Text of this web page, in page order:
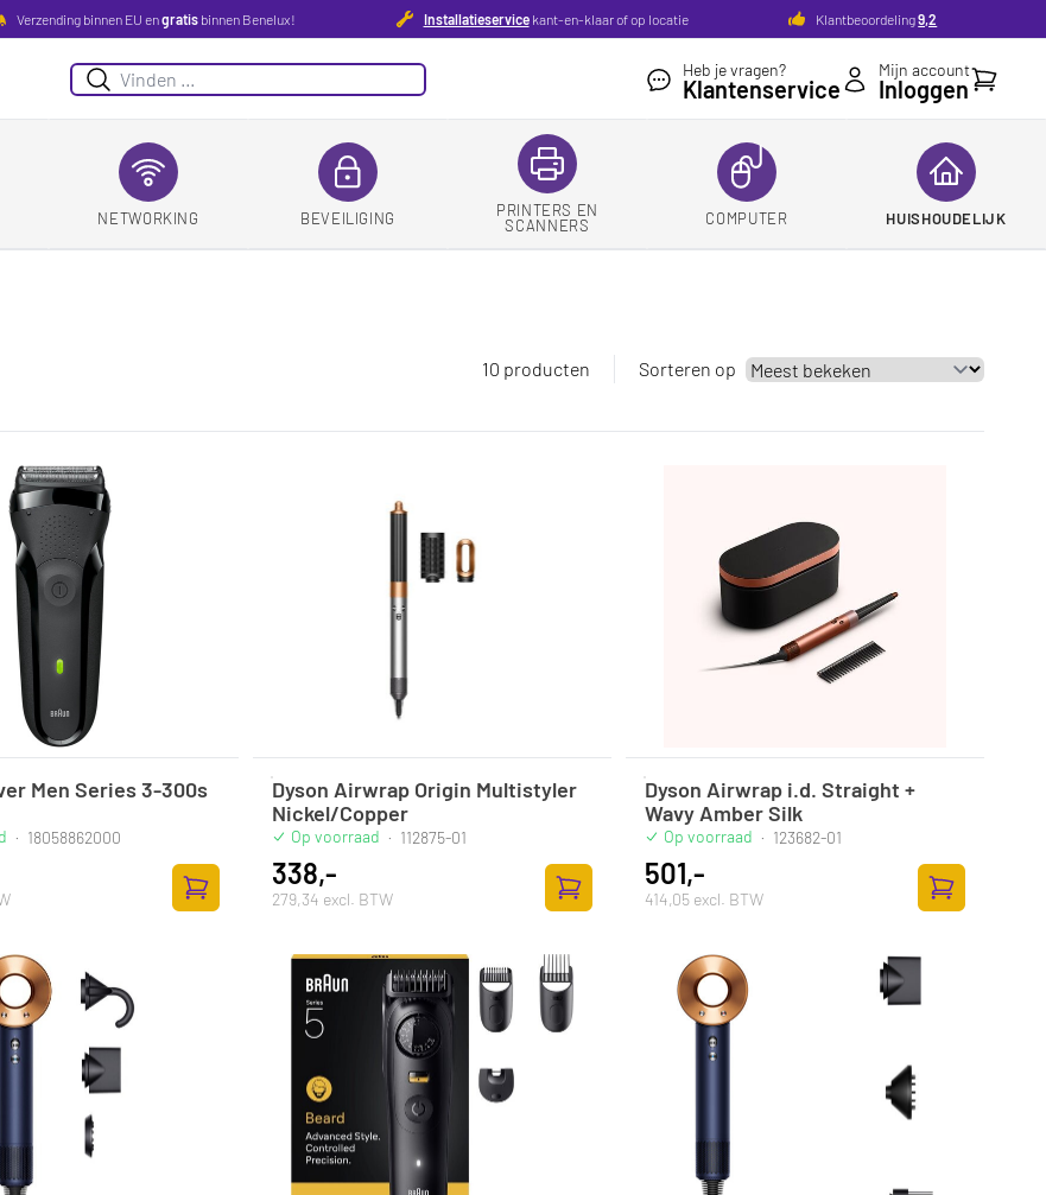
Verzending binnen EU engratisbinnen Benelux! Installatieservicekant-en-klaar of op locatie Klantbeoordeling9,2
Zoeken
Heb je vragen?
Klantenservice
Mijn account
Inloggen
NETWORKING BEVEILIGING
PRINTERS EN
SCANNERS
COMPUTER HUISHOUDELIJK
10 producten Sorteren op
Men Series 3-300s
· 18058862000
Toevoegen aan winkelwagen
Dyson Airwrap Origin Multistyler
Nickel/Copper
Op voorraad · 112875-01
338,-
279,34 excl. BTW
Toevoegen aan winkelwagen
Dyson Airwrap i.d. Straight +
Wavy Amber Silk
Op voorraad · 123682-01
501,-
414,05 excl. BTW
Toevoegen